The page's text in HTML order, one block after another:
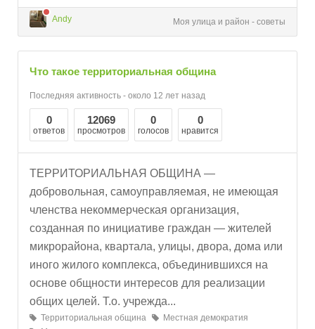
Andy Моя улица и район - советы
Что такое территориальная община
Последняя активность - около 12 лет назад
0
ответов
12069
просмотров
0
голосов
0
нравится
ТЕРРИТОРИАЛЬНАЯ ОБЩИНА —
добровольная, самоуправляемая, не имеющая
членства некоммерческая организация,
созданная по инициативе граждан — жителей
микрорайона, квартала, улицы, двора, дома или
иного жилого комплекса, объединившихся на
основе общности интересов для реализации
общих целей. Т.о. учрежда...
Территориальная община
Местная демократия